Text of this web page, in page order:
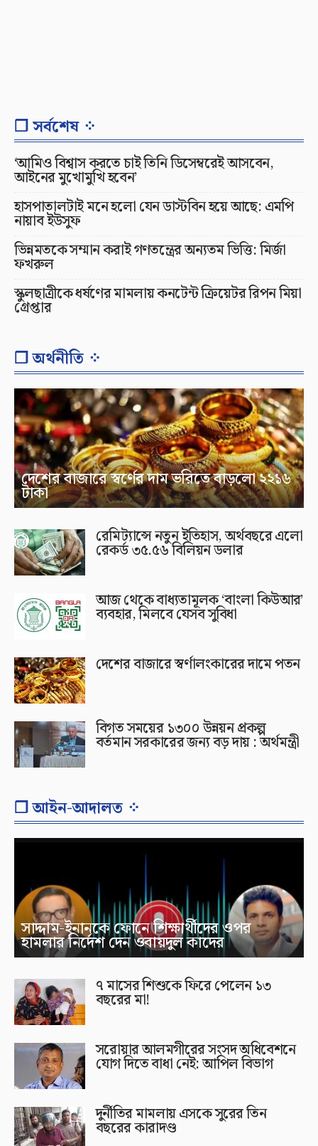
❐ সর্বশেষ ⁘
‘আমিও বিশ্বাস করতে চাই তিনি ডিসেম্বরেই আসবেন,
আইনের মুখোমুখি হবেন’
হাসপাতালটাই মনে হলো যেন ডাস্টবিন হয়ে আছে: এমপি
নায়াব ইউসুফ
ভিন্নমতকে সম্মান করাই গণতন্ত্রের অন্যতম ভিত্তি: মির্জা
ফখরুল
স্কুলছাত্রীকে ধর্ষণের মামলায় কনটেন্ট ক্রিয়েটর রিপন মিয়া
গ্রেপ্তার
❐ অর্থনীতি ⁘
দেশের বাজারে স্বর্ণের দাম ভরিতে বাড়লো ২২১৬
টাকা
রেমিট্যান্সে নতুন ইতিহাস, অর্থবছরে এলো
রেকর্ড ৩৫.৫৬ বিলিয়ন ডলার
আজ থেকে বাধ্যতামূলক ‘বাংলা কিউআর’
ব্যবহার, মিলবে যেসব সুবিধা
দেশের বাজারে স্বর্ণালংকারের দামে পতন
বিগত সময়ের ১৩০০ উন্নয়ন প্রকল্প
বর্তমান সরকারের জন্য বড় দায় : অর্থমন্ত্রী
❐ আইন-আদালত ⁘
সাদ্দাম-ইনানকে ফোনে শিক্ষার্থীদের ওপর
হামলার নির্দেশ দেন ওবায়দুল কাদের
৭ মাসের শিশুকে ফিরে পেলেন ১৩
বছরের মা!
সরোয়ার আলমগীরের সংসদ অধিবেশনে
যোগ দিতে বাধা নেই: আপিল বিভাগ
দুর্নীতির মামলায় এসকে সুরের তিন
বছরের কারাদণ্ড